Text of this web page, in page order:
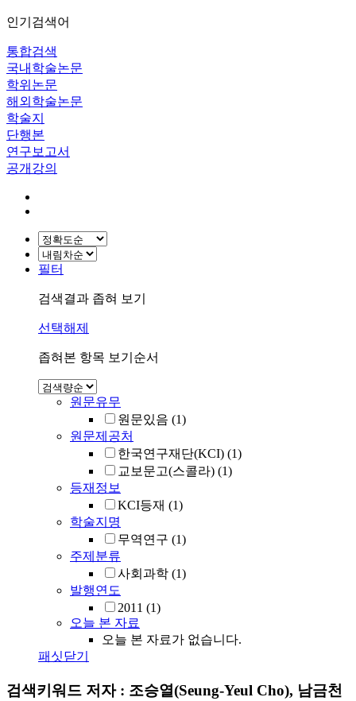
인기검색어
통합검색
국내학술논문
학위논문
해외학술논문
학술지
단행본
연구보고서
공개강의
필터
검색결과 좁혀 보기
선택해제
좁혀본 항목 보기순서
원문유무
원문있음 (1)
원문제공처
한국연구재단(KCI) (1)
교보문고(스콜라) (1)
등재정보
KCI등재 (1)
학술지명
무역연구 (1)
주제분류
사회과학 (1)
발행연도
2011 (1)
오늘 본 자료
오늘 본 자료가 없습니다.
패싯닫기
검색키워드 저자 : 조승열(Seung-Yeul Cho), 남금천